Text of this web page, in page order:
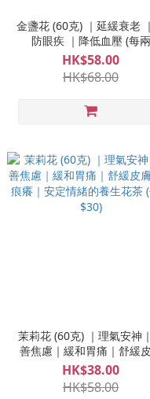
金盞花 (60克) ｜延緩衰老
防眼疾 ｜降低血壓 (每兩
$36.3)
HK$58.00
HK$68.00
茉莉花 (60克) ｜理氣安神｜改
善焦慮｜緩和胃痛｜舒緩
乾燥痕癢｜安定情緒的養生
茶 (每兩 $30)
HK$38.00
HK$58.00